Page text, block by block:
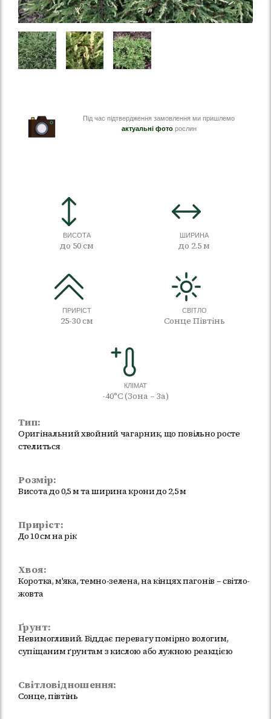
Під час підтвердження замовлення ми пришлемо
актуальні фоторослин
ВИСОТА
до 50 см
ШИРИНА
до 2.5 м
ПРИРІСТ
25-30 см
СВІТЛО
Сонце Півтінь
КЛІМАТ
-40°C (Зона – 3а)
Тип:
Оригінальний хвойний чагарник, що повільно росте
стелиться
Розмір:
Висота до 0,5 м та ширина крони до 2,5 м
Приріст:
До 10 см на рік
Хвоя:
Коротка, м'яка, темно-зелена, на кінцях пагонів – світло-
жовта
Ґрунт:
Невимогливий. Віддає перевагу помірно вологим,
супіщаним ґрунтам з кислою або лужною реакцією
Світловідношення:
Сонце, півтінь